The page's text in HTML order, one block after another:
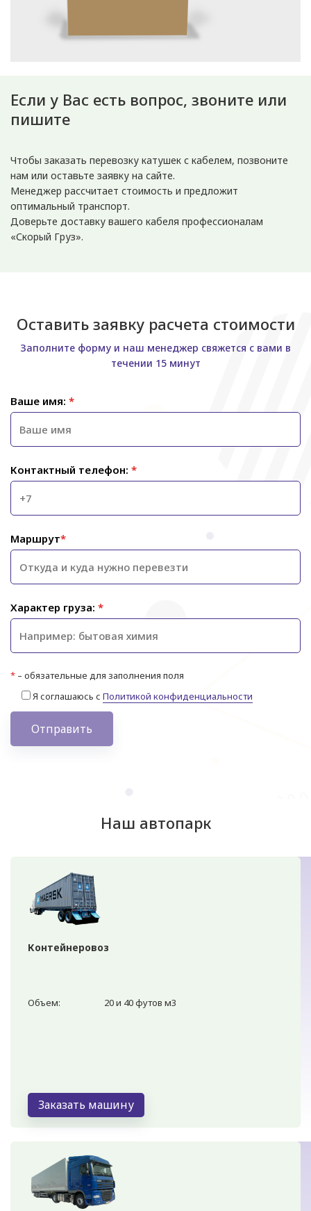
Если у Вас есть вопрос, звоните или
пишите
Чтобы заказать перевозку катушек с кабелем, позвоните
нам или оставьте заявку на сайте.
Менеджер рассчитает стоимость и предложит
оптимальный транспорт.
Доверьте доставку вашего кабеля профессионалам
«Скорый Груз».
Оставить заявку расчета стоимости
Заполните форму и наш менеджер свяжется с вами в
течении 15 минут
Ваше имя: *
Контактный телефон: *
Маршрут*
Характер груза: *
* – обязательные для заполнения поля
Я соглашаюсь с Политикой конфиденциальности
Отправить
Наш автопарк
Контейнеровоз
Объем: 20 и 40 футов м3
Заказать машину